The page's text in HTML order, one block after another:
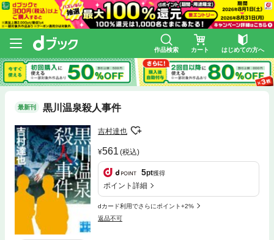
作品検索 カート はじめての方へ
最新刊 黒川温泉殺人事件
吉村達也
561 (税込)
5pt獲得
ポイント詳細
dカード利用でさらにポイント+2%
返品不可